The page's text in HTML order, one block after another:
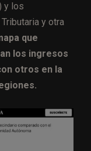
y los
y otra
que
los ingresos
otros en la